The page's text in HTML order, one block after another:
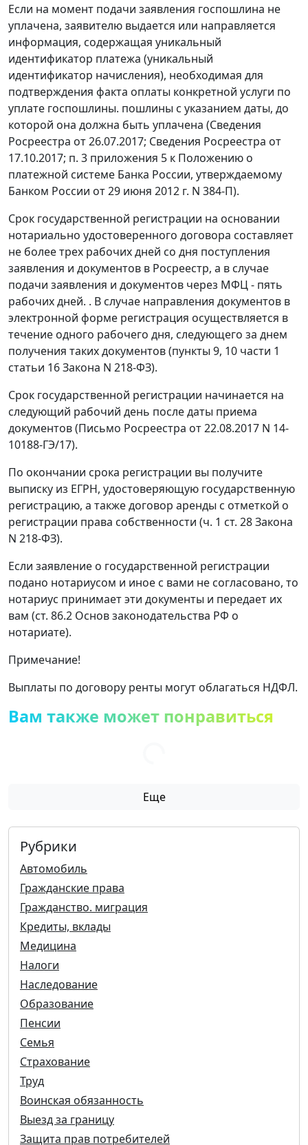
Если на момент подачи заявления госпошлина не
уплачена, заявителю выдается или направляется
информация, содержащая уникальный
идентификатор платежа (уникальный
идентификатор начисления), необходимая для
подтверждения факта оплаты конкретной услуги по
уплате госпошлины. пошлины с указанием даты, до
которой она должна быть уплачена (Сведения
Росреестра от 26.07.2017; Сведения Росреестра от
17.10.2017; п. 3 приложения 5 к Положению о
платежной системе Банка России, утверждаемому
Банком России от 29 июня 2012 г. N 384-П).
Срок государственной регистрации на основании
нотариально удостоверенного договора составляет
не более трех рабочих дней со дня поступления
заявления и документов в Росреестр, а в случае
подачи заявления и документов через МФЦ - пять
рабочих дней. . В случае направления документов в
электронной форме регистрация осуществляется в
течение одного рабочего дня, следующего за днем ​​
получения таких документов (пункты 9, 10 части 1
статьи 16 Закона N 218-ФЗ).
Срок государственной регистрации начинается на
следующий рабочий день после даты приема
документов (Письмо Росреестра от 22.08.2017 N 14-
10188-ГЭ/17).
По окончании срока регистрации вы получите
выписку из ЕГРН, удостоверяющую государственную
регистрацию, а также договор аренды с отметкой о
регистрации права собственности (ч. 1 ст. 28 Закона
N 218-ФЗ).
Если заявление о государственной регистрации
подано нотариусом и иное с вами не согласовано, то
нотариус принимает эти документы и передает их
вам (ст. 86.2 Основ законодательства РФ о
нотариате).
Примечание!
Выплаты по договору ренты могут облагаться НДФЛ.
Вам также может понравиться
Еще
Рубрики
Автомобиль
Гражданские права
Гражданство. миграция
Кредиты, вклады
Медицина
Налоги
Наследование
Образование
Пенсии
Семья
Страхование
Труд
Воинская обязанность
Выезд за границу
Защита прав потребителей